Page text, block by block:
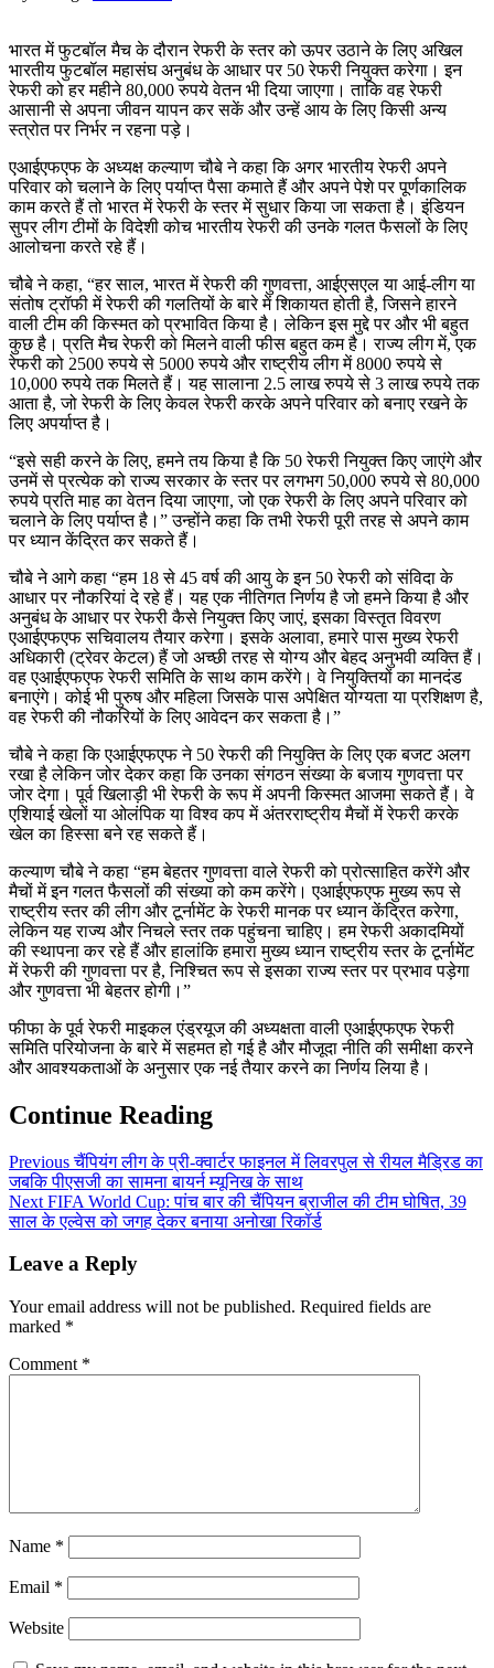
भारत में फुटबॉल मैच के दौरान रेफरी के स्तर को ऊपर उठाने के लिए अखिल
भारतीय फुटबॉल महासंघ अनुबंध के आधार पर 50 रेफरी नियुक्त करेगा। इन
रेफरी को हर महीने 80,000 रुपये वेतन भी दिया जाएगा। ताकि वह रेफरी
आसानी से अपना जीवन यापन कर सकें और उन्हें आय के लिए किसी अन्य
स्त्रोत पर निर्भर न रहना पड़े।
एआईएफएफ के अध्यक्ष कल्याण चौबे ने कहा कि अगर भारतीय रेफरी अपने
परिवार को चलाने के लिए पर्याप्त पैसा कमाते हैं और अपने पेशे पर पूर्णकालिक
काम करते हैं तो भारत में रेफरी के स्तर में सुधार किया जा सकता है। इंडियन
सुपर लीग टीमों के विदेशी कोच भारतीय रेफरी की उनके गलत फैसलों के लिए
आलोचना करते रहे हैं।
चौबे ने कहा, “हर साल, भारत में रेफरी की गुणवत्ता, आईएसएल या आई-लीग या
संतोष ट्रॉफी में रेफरी की गलतियों के बारे में शिकायत होती है, जिसने हारने
वाली टीम की किस्मत को प्रभावित किया है। लेकिन इस मुद्दे पर और भी बहुत
कुछ है। प्रति मैच रेफरी को मिलने वाली फीस बहुत कम है। राज्य लीग में, एक
रेफरी को 2500 रुपये से 5000 रुपये और राष्ट्रीय लीग में 8000 रुपये से
10,000 रुपये तक मिलते हैं। यह सालाना 2.5 लाख रुपये से 3 लाख रुपये तक
आता है, जो रेफरी के लिए केवल रेफरी करके अपने परिवार को बनाए रखने के
लिए अपर्याप्त है।
“इसे सही करने के लिए, हमने तय किया है कि 50 रेफरी नियुक्त किए जाएंगे और
उनमें से प्रत्येक को राज्य सरकार के स्तर पर लगभग 50,000 रुपये से 80,000
रुपये प्रति माह का वेतन दिया जाएगा, जो एक रेफरी के लिए अपने परिवार को
चलाने के लिए पर्याप्त है।” उन्होंने कहा कि तभी रेफरी पूरी तरह से अपने काम
पर ध्यान केंद्रित कर सकते हैं।
चौबे ने आगे कहा “हम 18 से 45 वर्ष की आयु के इन 50 रेफरी को संविदा के
आधार पर नौकरियां दे रहे हैं। यह एक नीतिगत निर्णय है जो हमने किया है और
अनुबंध के आधार पर रेफरी कैसे नियुक्त किए जाएं, इसका विस्तृत विवरण
एआईएफएफ सचिवालय तैयार करेगा। इसके अलावा, हमारे पास मुख्य रेफरी
अधिकारी (ट्रेवर केटल) हैं जो अच्छी तरह से योग्य और बेहद अनुभवी व्यक्ति हैं।
वह एआईएफएफ रेफरी समिति के साथ काम करेंगे। वे नियुक्तियों का मानदंड
बनाएंगे। कोई भी पुरुष और महिला जिसके पास अपेक्षित योग्यता या प्रशिक्षण है,
वह रेफरी की नौकरियों के लिए आवेदन कर सकता है।”
चौबे ने कहा कि एआईएफएफ ने 50 रेफरी की नियुक्ति के लिए एक बजट अलग
रखा है लेकिन जोर देकर कहा कि उनका संगठन संख्या के बजाय गुणवत्ता पर
जोर देगा। पूर्व खिलाड़ी भी रेफरी के रूप में अपनी किस्मत आजमा सकते हैं। वे
एशियाई खेलों या ओलंपिक या विश्व कप में अंतरराष्ट्रीय मैचों में रेफरी करके
खेल का हिस्सा बने रह सकते हैं।
कल्याण चौबे ने कहा “हम बेहतर गुणवत्ता वाले रेफरी को प्रोत्साहित करेंगे और
मैचों में इन गलत फैसलों की संख्या को कम करेंगे। एआईएफएफ मुख्य रूप से
राष्ट्रीय स्तर की लीग और टूर्नामेंट के रेफरी मानक पर ध्यान केंद्रित करेगा,
लेकिन यह राज्य और निचले स्तर तक पहुंचना चाहिए। हम रेफरी अकादमियों
की स्थापना कर रहे हैं और हालांकि हमारा मुख्य ध्यान राष्ट्रीय स्तर के टूर्नामेंट
में रेफरी की गुणवत्ता पर है, निश्चित रूप से इसका राज्य स्तर पर प्रभाव पड़ेगा
और गुणवत्ता भी बेहतर होगी।”
फीफा के पूर्व रेफरी माइकल एंड्रयूज की अध्यक्षता वाली एआईएफएफ रेफरी
समिति परियोजना के बारे में सहमत हो गई है और मौजूदा नीति की समीक्षा करने
और आवश्यकताओं के अनुसार एक नई तैयार करने का निर्णय लिया है।
Continue Reading
Previousचैंपियंग लीग के प्री-क्वार्टर फाइनल में लिवरपुल से रीयल मैड्रिड का
जबकि पीएसजी का सामना बायर्न म्यूनिख के साथ
Next FIFA World Cup: पांच बार की चैंपियन ब्राजील की टीम घोषित, 39
साल के एल्वेस को जगह देकर बनाया अनोखा रिकॉर्ड
Leave a Reply
Your email address will not be published. Required fields are
marked *
Comment *
Name *
Email *
Website